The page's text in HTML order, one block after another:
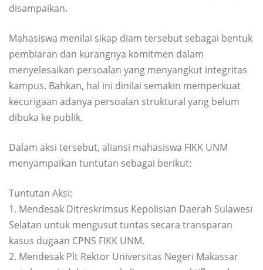
disampaikan.
Mahasiswa menilai sikap diam tersebut sebagai bentuk
pembiaran dan kurangnya komitmen dalam
menyelesaikan persoalan yang menyangkut integritas
kampus. Bahkan, hal ini dinilai semakin memperkuat
kecurigaan adanya persoalan struktural yang belum
dibuka ke publik.
Dalam aksi tersebut, aliansi mahasiswa FIKK UNM
menyampaikan tuntutan sebagai berikut:
Tuntutan Aksi:
1. Mendesak Ditreskrimsus Kepolisian Daerah Sulawesi
Selatan untuk mengusut tuntas secara transparan
kasus dugaan CPNS FIKK UNM.
2. Mendesak Plt Rektor Universitas Negeri Makassar